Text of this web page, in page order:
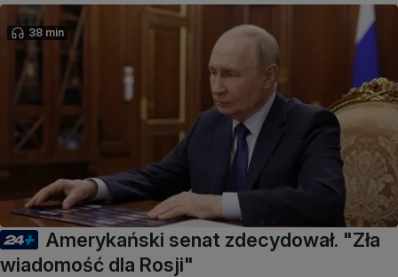
38 min
Amerykański senat zdecydował. "Zła
wiadomość dla Rosji"